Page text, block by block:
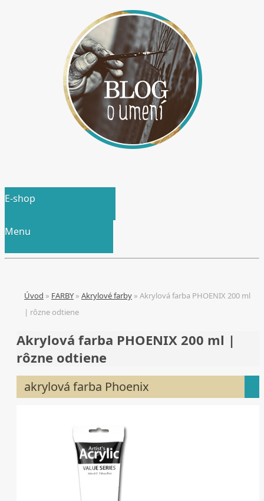
E-shop
Menu
Úvod » FARBY » Akrylové farby » Akrylová farba PHOENIX 200 ml
| rôzne odtiene
Akrylová farba PHOENIX 200 ml |
rôzne odtiene
akrylová farba Phoenix